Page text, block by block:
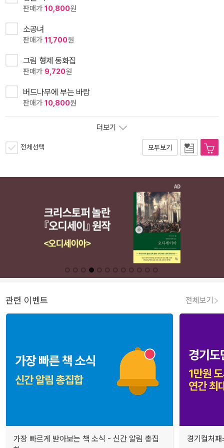
판매가 10,800원
소공녀
판매가 11,700원
그림 형제 동화집
판매가 9,720원
버드나무에 부는 바람
판매가 10,800원
더보기
전체선택 모두보기
관련 이벤트 전체보기
가장 빠르게 받아보는 책 소식 - 신간 알림 총집
경기컬처